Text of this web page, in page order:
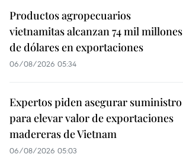
Productos agropecuarios
vietnamitas alcanzan 74 mil millones
de dólares en exportaciones
06/08/2026 05:34
Expertos piden asegurar suministro
para elevar valor de exportaciones
madereras de Vietnam
06/08/2026 05:03